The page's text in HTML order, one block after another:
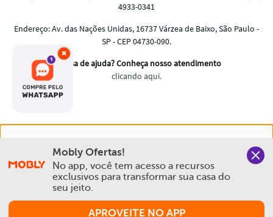
experiência na Mobly. Quando você navega no nosso site,
aceita esta condição
Política de Privacidade e Cookies
×
Mobly Ofertas!
No app, você tem acesso a recursos
exclusivos para transformar sua casa do
seu jeito.
APROVEITE NO APP